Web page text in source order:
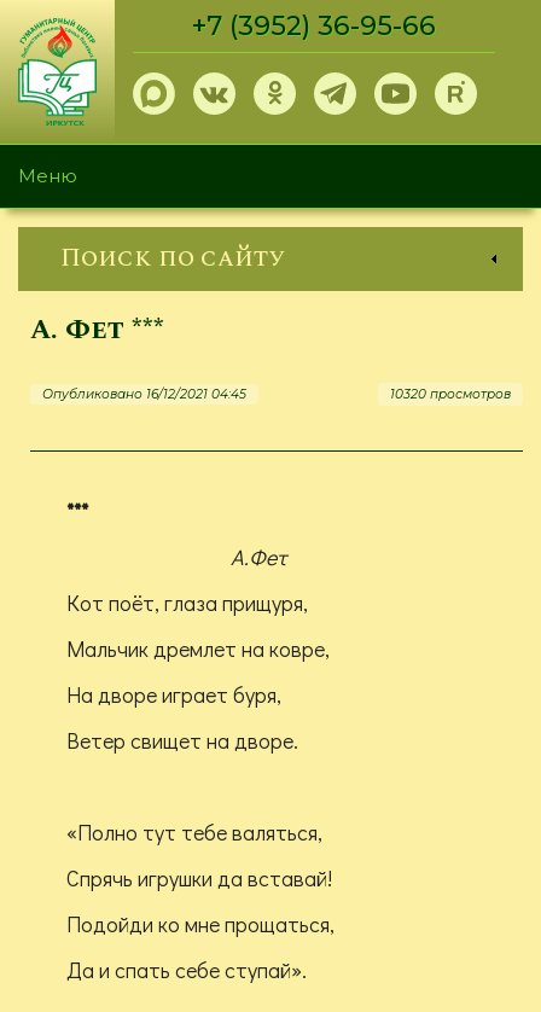
Перейти
основному
содержанию
+7 (3952) 36-95-66
Меню
Поиск по сайту
А. Фет ***
Опубликовано 16/12/2021 04:45 10320 просмотров
***
А.Фет
Кот поёт, глаза прищуря,
Мальчик дремлет на ковре,
На дворе играет буря,
Ветер свищет на дворе.
«Полно тут тебе валяться,
Спрячь игрушки да вставай!
Подойди ко мне прощаться,
Да и спать себе ступай».